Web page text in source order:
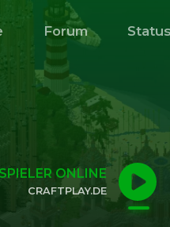
Forum Status
SPIELER ONLINE
CRAFTPLAY.DE
IP ZU KOPIEREN